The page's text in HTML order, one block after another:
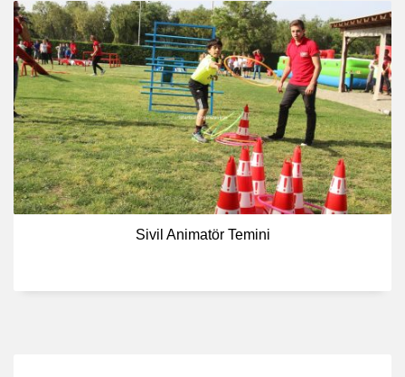
Sivil Animatör Temini